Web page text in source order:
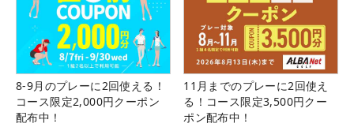
8-9月のプレーに2回使える！
コース限定2,000円クーポン
配布中！
11月までのプレーに2回使え
る！コース限定3,500円クー
ポン配布中！